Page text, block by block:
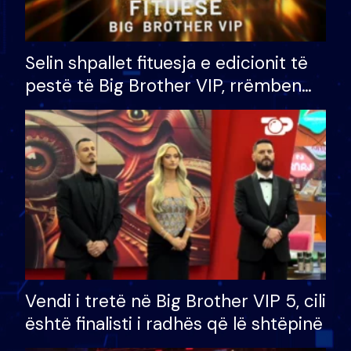
Selin shpallet fituesja e edicionit të
pestë të Big Brother VIP, rrëmben
çmimin e madh prej 100 mijë eurosh
Vendi i tretë në Big Brother VIP 5, cili
është finalisti i radhës që lë shtëpinë